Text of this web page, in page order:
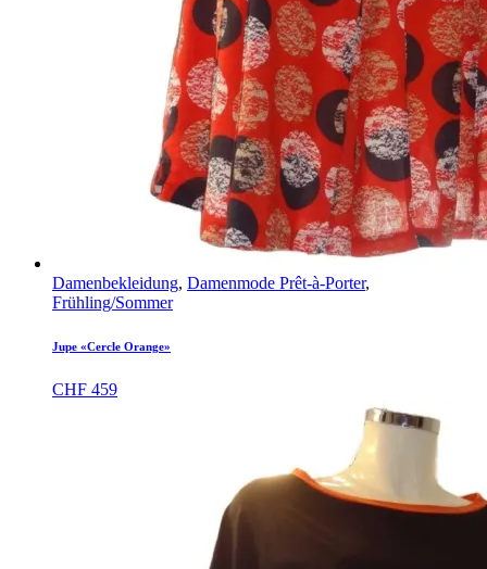
Damenbekleidung, Damenmode Prêt-à-Porter,
Frühling/Sommer
Jupe «Cercle Orange»
CHF 459